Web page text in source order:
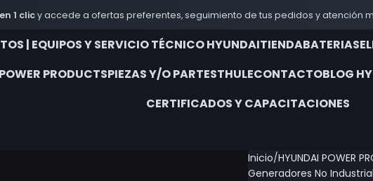
1 clicy accede a ofertas preferentes, seguimiento de tus pedidos y atención
| EQUIPOS Y SERVICIO TÉCNICO HYUNDAITIENDABATERIAS
PRODUCTSPIEZAS Y/O PARTESTHULECONTACTOBLOG
CERTIFICADOS Y CAPACITACIONES
Inicio HYUNDAI POWER
Generadores No